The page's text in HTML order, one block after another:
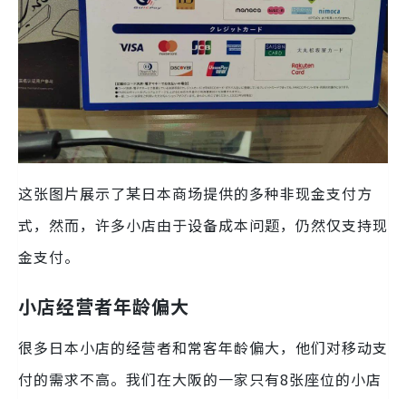
这张图片展示了某日本商场提供的多种非现金支付方
式，然而，许多小店由于设备成本问题，仍然仅支持现
金支付。
小店经营者年龄偏大
很多日本小店的经营者和常客年龄偏大，他们对移动支
付的需求不高。我们在大阪的一家只有8张座位的小店